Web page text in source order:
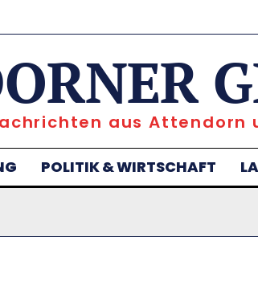
aus Attendorn
POLITIK & WIRTSCHAFT